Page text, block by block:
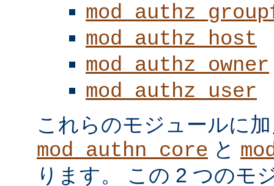
mod_authz_host
mod_authz_owner
mod_authz_user
これらのモジュールに
mod_authn_core と
ります。 この 2 つのモ